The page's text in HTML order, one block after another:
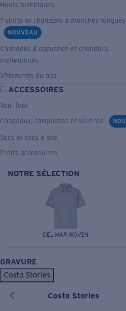
Hauts techniques
T-shirts et chandails à manches longues
NOUVEAU
Chandails à capuchon et chandails
molletonnés
Vêtements du bas
ACCESSOIRES
Voir Tout
Chapeaux, casquettes et visières
Sacs et sacs à dos
Petits accessoires
NOTRE SÉLECTION
DEL MAR WOVEN
GRAVURE
Costa Stories
Costa Stories